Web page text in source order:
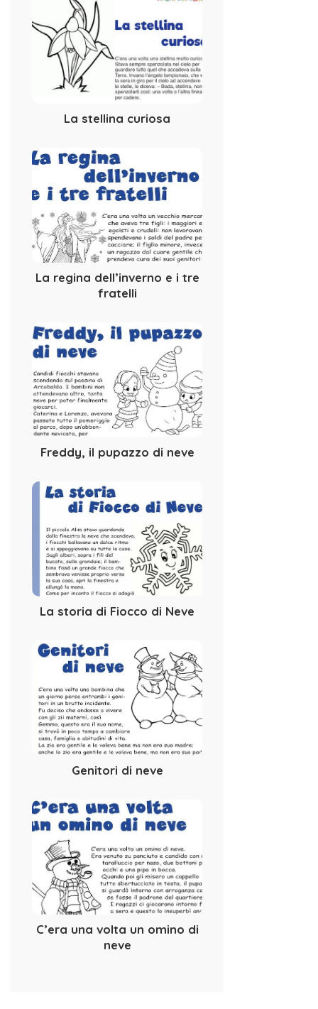
La stellina curiosa
La regina dell’inverno e i tre
fratelli
Freddy, il pupazzo di neve
La storia di Fiocco di Neve
Genitori di neve
C’era una volta un omino di
neve